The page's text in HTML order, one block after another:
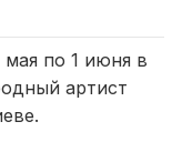
по 1 июня в
артист